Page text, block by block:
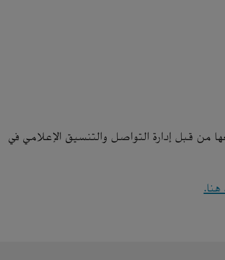
من قبل إدارة التواصل والتنسيق الإعلامي في